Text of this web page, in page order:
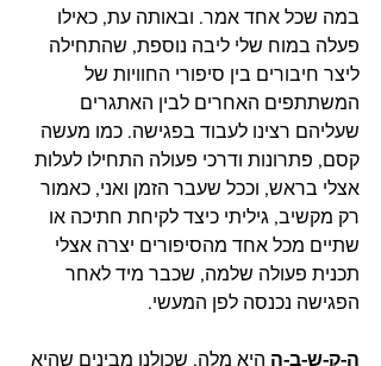
במה שכל אחד אמר. ובאותה עת, כאילו
פעלה במוח שלי ליבה נוספת, שהתחילה
ליצר חיבורים בין סיפורי החוויות של
המשתתפים האחרים לבין האתגרים
שעליהם רצינו לעבוד בפגישה. כמו מעשה
קסם, פתרונות ודרכי פעולה התחילו לעלות
אצלי בראש, וככל שעבר הזמן ואני, כאמור
רק מקשיב, גיליתי כיצד לקיחת חתיכה או
שתיים מכל אחד מהסיפורים יצרה אצלי
תכנית פעולה שלמה, שכבר מיד לאחר
הפגישה נכנסה לפן המעשי.
ה-ק-ש-ב-ה היא מלה, שכולנו מבינים שהיא